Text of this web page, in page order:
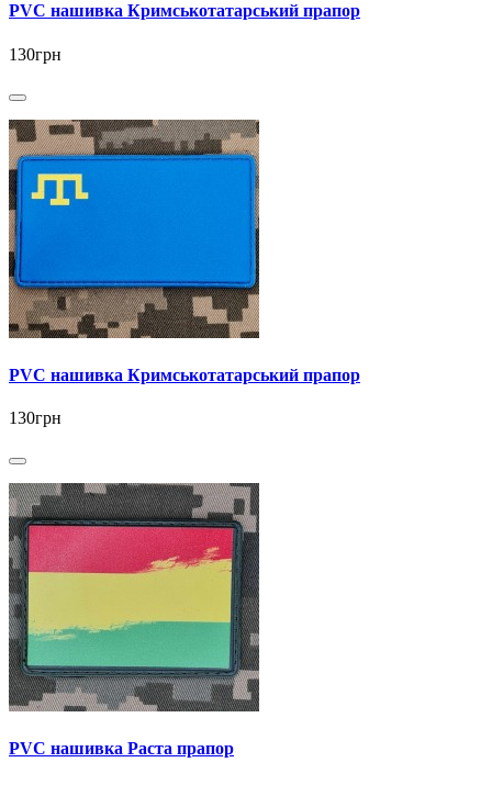
PVC нашивка Кримськотатарський прапор
130грн
PVC нашивка Кримськотатарський прапор
130грн
PVC нашивка Раста прапор